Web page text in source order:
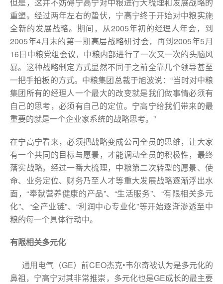
重塑。经过两年左右的蛰伏，宁高宁终于开始对中粮实施
全新的发展战略。期间，从2005年初的经理人年会，到
2005年4月末的第一期高层战略研讨会，再到2005年5月
16日中粮党组会议，中粮内部进行了一次又一次的头脑风
暴。这种战略制定方式显然不同于之前全靠几个领导甚至
一把手拍板的方式。中粮集团总裁于旭波说：“当时对中粮
集团所有的经理人一个最大的改变就是我们做事情必须有
自己的思考，必须有自己的定位。宁高宁给我们带来的最
重要的就是一个企业家系统的战略思考。”
在宁高宁看来，必须把战略变成公司全员的思维，让大家
有一个共同的目标与愿景，才能调动全员的积极性，最终
落实战略。经过一番大梳理，中粮第二次转型的愿景、使
命、业务定位、财务乃至人才等重大发展战略逐渐浮出水
面，“奉献营养健康的产品”、“生活服务”、“有限相关多元
化”、“全产业链”、“利润中心专业化”等开始逐渐渗透至中
粮的每一个具体行动中。
有限相关多元化
通用电气（GE）前CEO杰克•韦尔奇被认为是多元化的
鼻祖，宁高宁对其非常推崇，多元化也是GE成长的最主要